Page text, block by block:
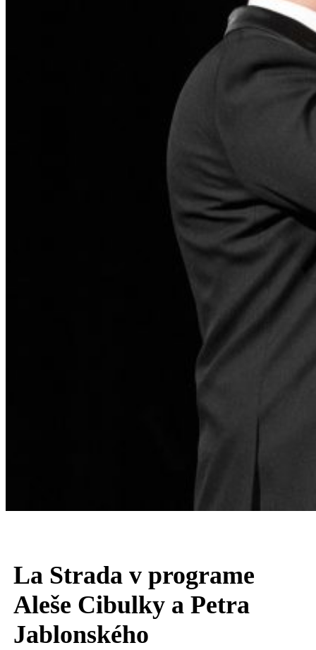
La Strada v programe
Aleše Cibulky a Petra
Jablonského